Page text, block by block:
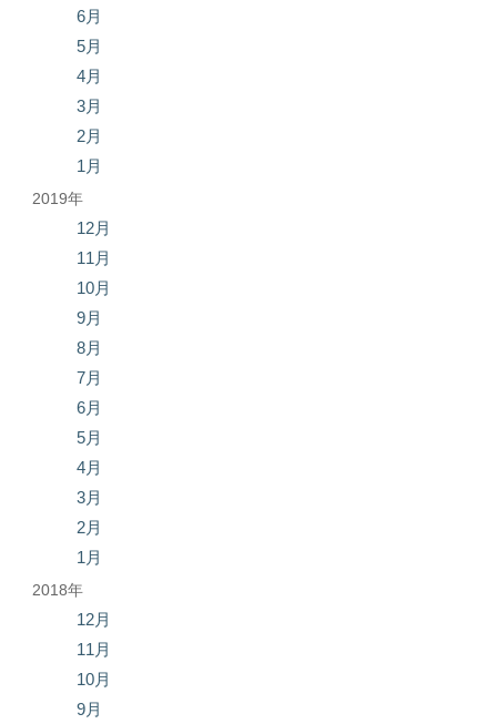
6月
5月
4月
3月
2月
1月
2019年
12月
11月
10月
9月
8月
7月
6月
5月
4月
3月
2月
1月
2018年
12月
11月
10月
9月